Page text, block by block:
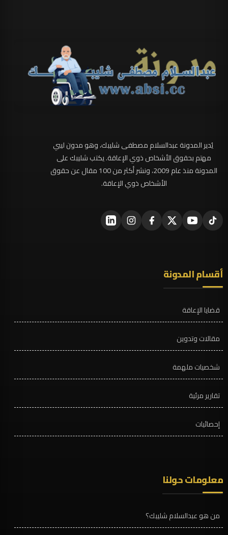
يُدير المدونة عبدالسلام مصطفى شليبك، وهو مدون ليبي
مهتم بحقوق الأشخاص ذوي الإعاقة. يكتب شليبك على
المدونة منذ عام 2009، ونشر أكثر من 100 مقال عن حقوق
الأشخاص ذوي الإعاقة.
أقسام المدونة
قضايا الإعاقة
مقالات وتدوين
شخصيات ملهمة
تقارير مرئية
إحصائيات
معلومات حولنا
من هو عبدالسلام شليبك؟